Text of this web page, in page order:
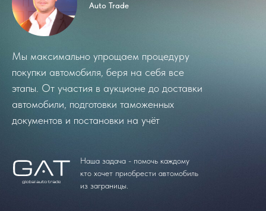
Мы максимально упрощаем процедуру
покупки автомобиля, беря на себя все
этапы. От участия в аукционе до доставки
автомобили, подготовки таможенных
документов и постановки на учёт
Auto Trade
Наша задача - помочь каждому
кто хочет приобрести автомобиль
из заграницы.